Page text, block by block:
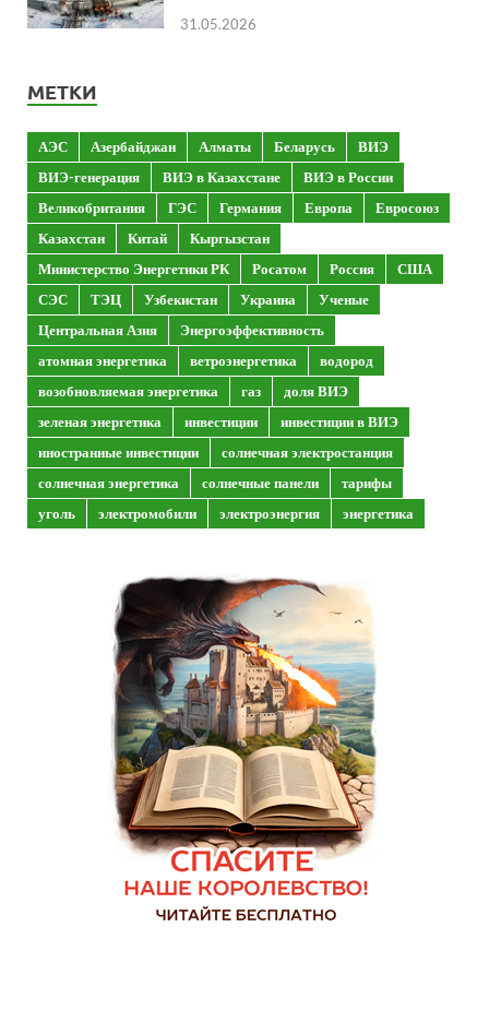
31.05.2026
МЕТКИ
АЭС Азербайджан Алматы Беларусь
ВИЭ
ВИЭ-генерация
ВИЭ в Казахстане
ВИЭ в России
Великобритания
ГЭС Германия Европа
Евросоюз
Казахстан
Китай
Кыргызстан
Министерство Энергетики РК
Росатом Россия
США
СЭС
ТЭЦ Узбекистан Украина
Ученые
Центральная Азия
Энергоэффективность
атомная энергетика
ветроэнергетика
водород
возобновляемая энергетика
газ
доля ВИЭ
зеленая энергетика
инвестиции
инвестиции в ВИЭ
иностранные инвестиции
солнечная электростанция
солнечная энергетика
солнечные панели
тарифы
уголь
электромобили электроэнергия энергетика